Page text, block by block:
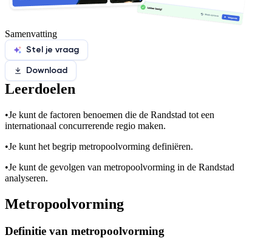
Samenvatting
Stel je vraag
Download
Leerdoelen
•Je kunt de factoren benoemen die de Randstad tot een
internationaal concurrerende regio maken.
•Je kunt het begrip metropoolvorming definiëren.
•Je kunt de gevolgen van metropoolvorming in de Randstad
analyseren.
Metropoolvorming
Definitie van metropoolvorming